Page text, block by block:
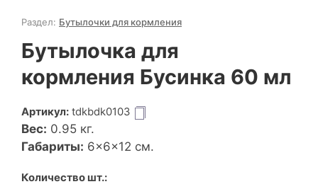
Раздел: Бутылочки для кормления
Бутылочка для
кормления Бусинка 60 мл
Артикул: tdkbdk0103
Вес: 0.95 кг.
Габариты: 6×6×12 см.
Количество шт.: